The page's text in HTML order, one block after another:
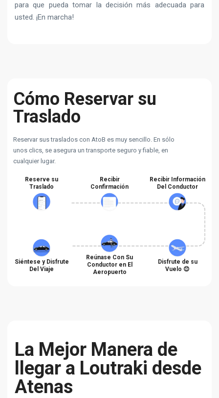
para que pueda tomar la decisión más adecuada para
usted. ¡En marcha!
Cómo Reservar su
Traslado
Reservar sus traslados con AtoB es muy sencillo. En sólo
unos clics, se asegura un transporte seguro y fiable, en
cualquier lugar.
Reserve su
Traslado
Recibir
Confirmación
Recibir Información
Del Conductor
Siéntese y Disfrute
Del Viaje
Reúnase Con Su
Conductor en El
Aeropuerto
Disfrute de su
Vuelo 😊
La Mejor Manera de
llegar a Loutraki desde
Atenas